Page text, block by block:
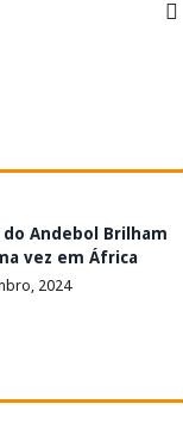
do Andebol Brilham
vez em África
2024